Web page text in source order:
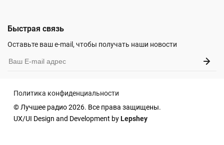
Быстрая связь
Оставьте ваш e-mail, чтобы получать наши новости
Политика конфиденциальности
© Лучшее радио 2026. Все права защищены.
UX/UI Design and Development byLepshey